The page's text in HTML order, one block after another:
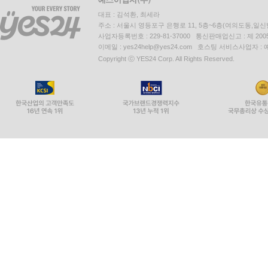
대표 : 김석환, 최세라
주소 : 서울시 영등포구 은행로 11, 5층~6층(여의도동,일신
사업자등록번호 : 229-81-37000 통신판매업신고 : 제
이메일 : yes24help@yes24.com 호스팅 서비스사업자 :
Copyright ⓒ YES24 Corp. All Rights Reserved.